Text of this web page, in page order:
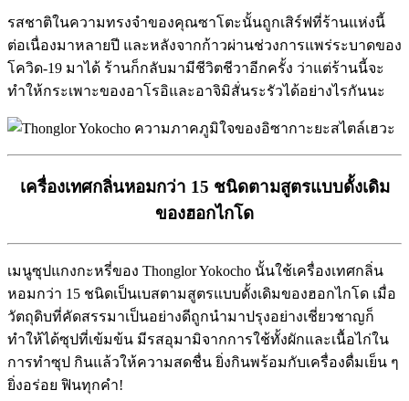
รสชาติในความทรงจำของคุณซาโตะนั้นถูกเสิร์ฟที่ร้านแห่งนี้
ต่อเนื่องมาหลายปี และหลังจากก้าวผ่านช่วงการแพร่ระบาดของ
โควิด-19 มาได้ ร้านก็กลับมามีชีวิตชีวาอีกครั้ง ว่าแต่ร้านนี้จะ
ทำให้กระเพาะของอาโรอิและอาจิมิสั่นระรัวได้อย่างไรกันนะ
เครื่องเทศกลิ่นหอมกว่า 15 ชนิดตามสูตรแบบดั้งเดิม
ของฮอกไกโด
เมนูซุปแกงกะหรี่ของ Thonglor Yokocho นั้นใช้เครื่องเทศกลิ่น
หอมกว่า 15 ชนิดเป็นเบสตามสูตรแบบดั้งเดิมของฮอกไกโด เมื่อ
วัตถุดิบที่คัดสรรมาเป็นอย่างดีถูกนำมาปรุงอย่างเชี่ยวชาญก็
ทำให้ได้ซุปที่เข้มข้น มีรสอุมามิจากการใช้ทั้งผักและเนื้อไก่ใน
การทำซุป กินแล้วให้ความสดชื่น ยิ่งกินพร้อมกับเครื่องดื่มเย็น ๆ
ยิ่งอร่อย ฟินทุกคำ!